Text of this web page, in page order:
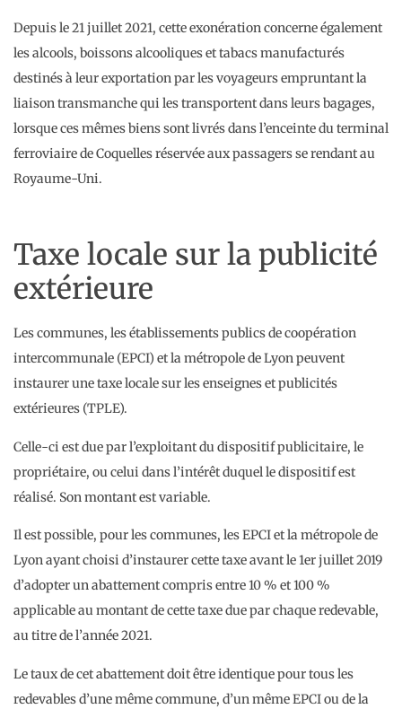
Depuis le 21 juillet 2021, cette exonération concerne également
les alcools, boissons alcooliques et tabacs manufacturés
destinés à leur exportation par les voyageurs empruntant la
liaison transmanche qui les transportent dans leurs bagages,
lorsque ces mêmes biens sont livrés dans l’enceinte du terminal
ferroviaire de Coquelles réservée aux passagers se rendant au
Royaume-Uni.
Taxe locale sur la publicité
extérieure
Les communes, les établissements publics de coopération
intercommunale (EPCI) et la métropole de Lyon peuvent
instaurer une taxe locale sur les enseignes et publicités
extérieures (TPLE).
Celle-ci est due par l’exploitant du dispositif publicitaire, le
propriétaire, ou celui dans l’intérêt duquel le dispositif est
réalisé. Son montant est variable.
Il est possible, pour les communes, les EPCI et la métropole de
Lyon ayant choisi d’instaurer cette taxe avant le 1er juillet 2019
d’adopter un abattement compris entre 10 % et 100 %
applicable au montant de cette taxe due par chaque redevable,
au titre de l’année 2021.
Le taux de cet abattement doit être identique pour tous les
redevables d’une même commune, d’un même EPCI ou de la